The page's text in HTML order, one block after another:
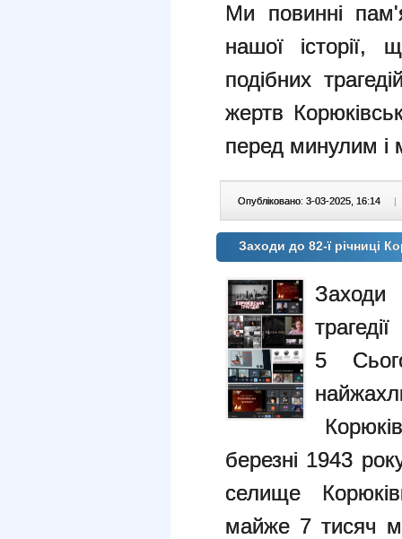
Ми повинні
нашої історії,
подібних
жертв
перед минулим і
Опубліковано: 3-03-2025, 16:14 |
Заходи до 82-ї річниці
Заходи
5
березні 1943
селище
майже 7 тисяч